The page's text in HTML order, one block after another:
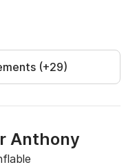
de monter à bord
(2h)
sur un  YACHT
depart
(+29)
Anthony